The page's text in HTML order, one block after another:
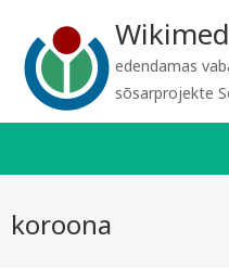
edendamas
sõsarprojekte
koroona